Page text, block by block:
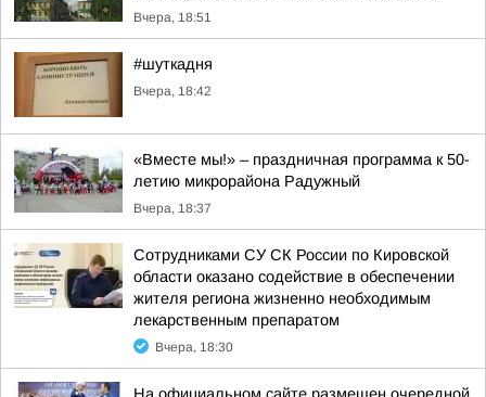
Вчера, 18:51
#шуткадня
Вчера, 18:42
«Вместе мы!» – праздничная программа к 50-
летию микрорайона Радужный
Вчера, 18:37
Сотрудниками СУ СК России по Кировской
области оказано содействие в обеспечении
жителя региона жизненно необходимым
лекарственным препаратом
Вчера, 18:30